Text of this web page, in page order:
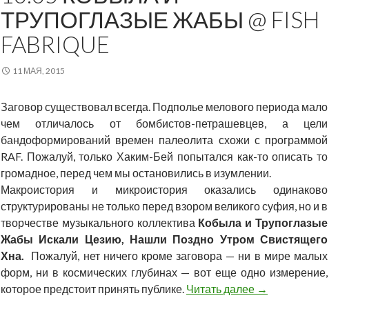
ТРУПОГЛАЗЫЕ ЖАБЫ @ FISH
FABRIQUE
11 МАЯ, 2015
Заговор существовал всегда. Подполье мелового периода мало
чем отличалось от бомбистов-петрашевцев, а цели
бандоформирований времен палеолита схожи с программой
RAF. Пожалуй, только Хаким-Бей попытался как-то описать то
громадное, перед чем мы остановились в изумлении.
Макроистория и микроистория оказались одинаково
структурированы не только перед взором великого суфия, но и в
творчестве музыкального коллектива Кобыла и Трупоглазые
Жабы Искали Цезию, Нашли Поздно Утром Свистящего
Хна.
Пожалуй, нет ничего кроме заговора — ни в мире малых
форм, ни в космических глубинах — вот еще одно измерение,
которое предстоит принять публике. Читать далее 10.05 Кобыла и
→